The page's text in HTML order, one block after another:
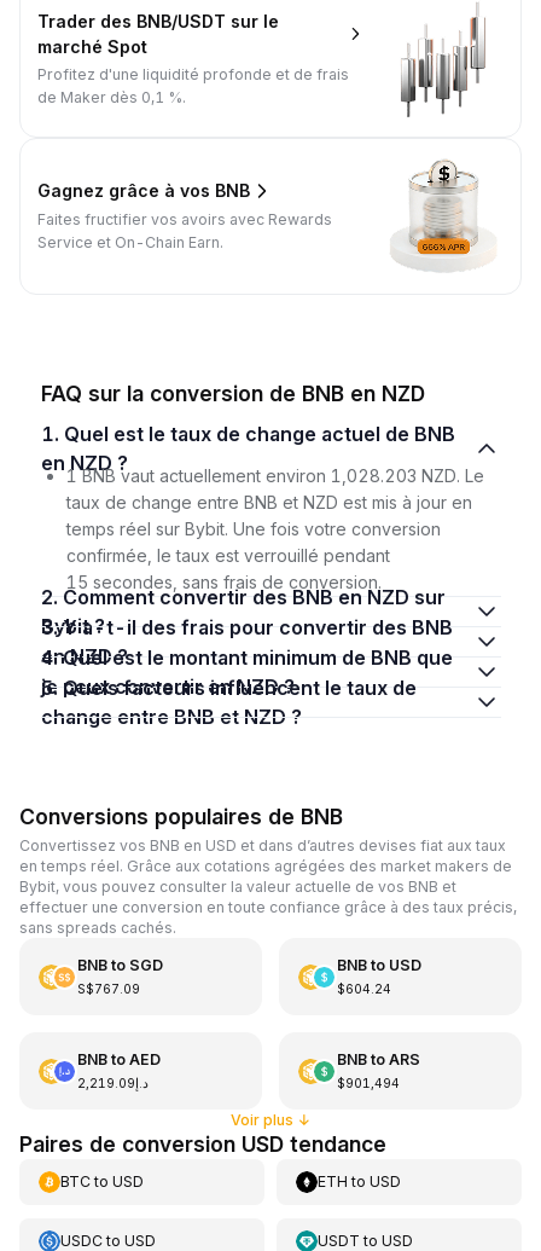
Trader des BNB/USDT sur le
marché Spot
Profitez d'une liquidité profonde et de frais
de Maker dès 0,1 %.
Gagnez grâce à vos BNB
Faites fructifier vos avoirs avec Rewards
Service et On-Chain Earn.
FAQ sur la conversion de BNB en NZD
1. Quel est le taux de change actuel de BNB
en NZD ?
1 BNB vaut actuellement environ 1,028.203 NZD. Le
taux de change entre BNB et NZD est mis à jour en
temps réel sur Bybit. Une fois votre conversion
confirmée, le taux est verrouillé pendant
15 secondes, sans frais de conversion.
2. Comment convertir des BNB en NZD sur
Bybit ?
3. Y a-t-il des frais pour convertir des BNB
en NZD ?
4. Quel est le montant minimum de BNB que
je peux convertir en NZD ?
5. Quels facteurs influencent le taux de
change entre BNB et NZD ?
Conversions populaires de BNB
Convertissez vos BNB en USD et dans d’autres devises fiat aux taux
en temps réel. Grâce aux cotations agrégées des market makers de
Bybit, vous pouvez consulter la valeur actuelle de vos BNB et
effectuer une conversion en toute confiance grâce à des taux précis,
sans spreads cachés.
BNBto SGD
S$767.09
BNBto USD
$604.24
BNBto AED
د.إ2,219.09
BNBto ARS
$901,494
Voir plus ↓
Paires de conversion USD tendance
BTCto USD ETH toUSD
USDCto USD USDT toUSD